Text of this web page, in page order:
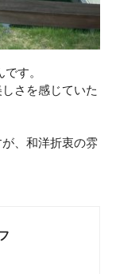
す。
さを感じていた
、和洋折衷の雰